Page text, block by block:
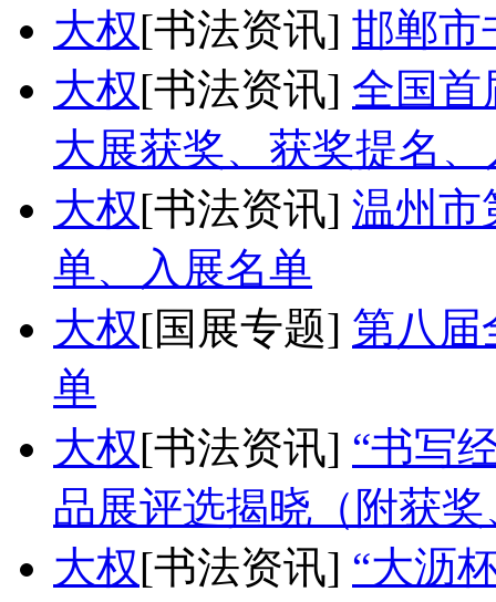
大权[书法资讯] 邯郸市
大权[书法资讯] 全国首
大展获奖、获奖提名
大权[书法资讯] 温州市
单、入展名单
大权[国展专题] 第八届
单
大权[书法资讯] “书写
品展评选揭晓（附获
大权[书法资讯] “大沥